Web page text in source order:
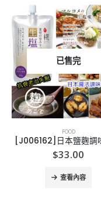
已售完
FOOD
[J006162]日本鹽麴調
$33.00
查看內容